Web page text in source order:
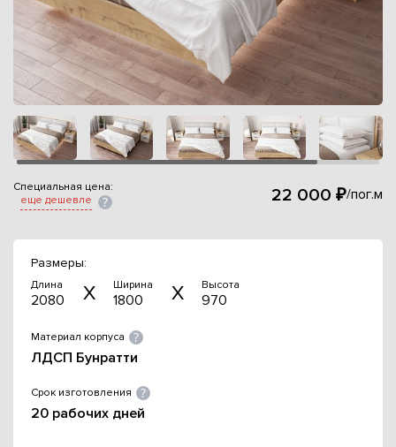
Специальная цена:
еще дешевле
22 000 ₽/пог.м
Размеры:
Длина
2080
Ширина
1800
Высота
970
Материал корпуса
ЛДСП Бунратти
Срок изготовления
20 рабочих дней